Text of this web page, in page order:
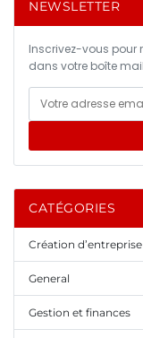
NEWSLETTER
Inscrivez-vous pour
dans votre boîte
CATÉGORIES
Création d’entreprise
General
Gestion et finances